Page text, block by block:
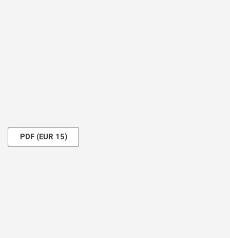
Suscripción o acceso de pago
PDF (EUR 15)